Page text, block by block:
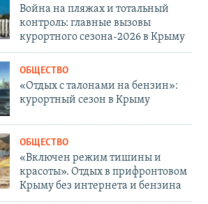
Война на пляжах и тотальный
контроль: главные вызовы
курортного сезона-2026 в Крыму
ОБЩЕСТВО
«Отдых с талонами на бензин»:
курортный сезон в Крыму
ОБЩЕСТВО
«Включен режим тишины и
красоты». Отдых в прифронтовом
Крыму без интернета и бензина